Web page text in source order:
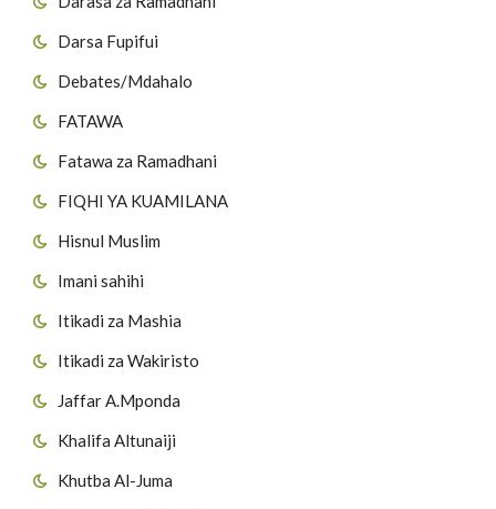
Darsa Fupifui
Debates/Mdahalo
FATAWA
Fatawa za Ramadhani
FIQHI YA KUAMILANA
Hisnul Muslim
Imani sahihi
Itikadi za Mashia
Itikadi za Wakiristo
Jaffar A.Mponda
Khalifa Altunaiji
Khutba Al-Juma